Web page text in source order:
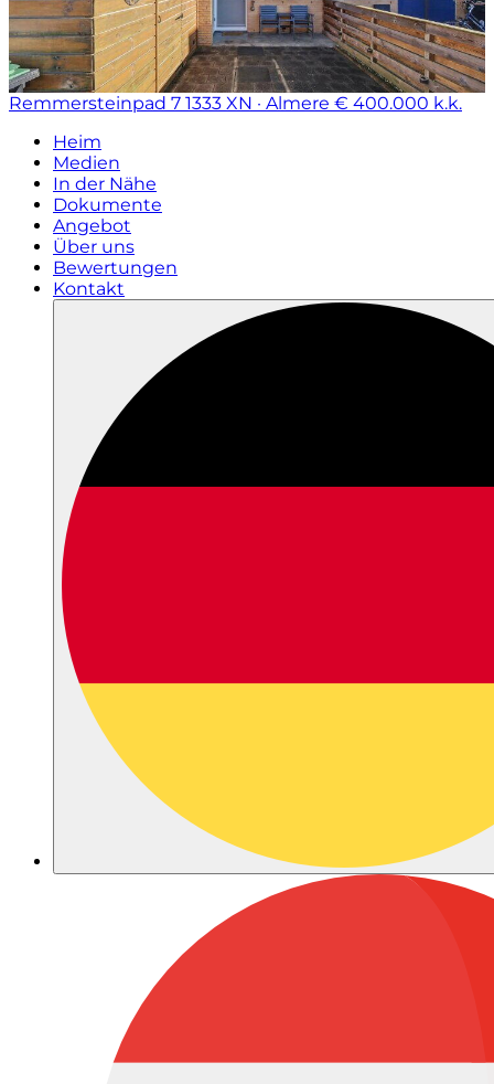
Remmersteinpad 7 1333 XN · Almere € 400.000 k.k.
Heim
Medien
In der Nähe
Dokumente
Angebot
Über uns
Bewertungen
Kontakt